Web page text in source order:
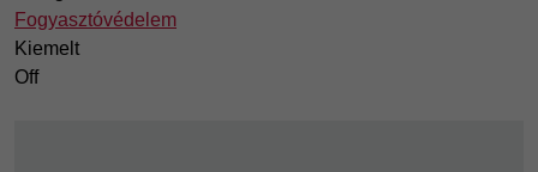
Fogyasztóvédelem
Kiemelt
Off